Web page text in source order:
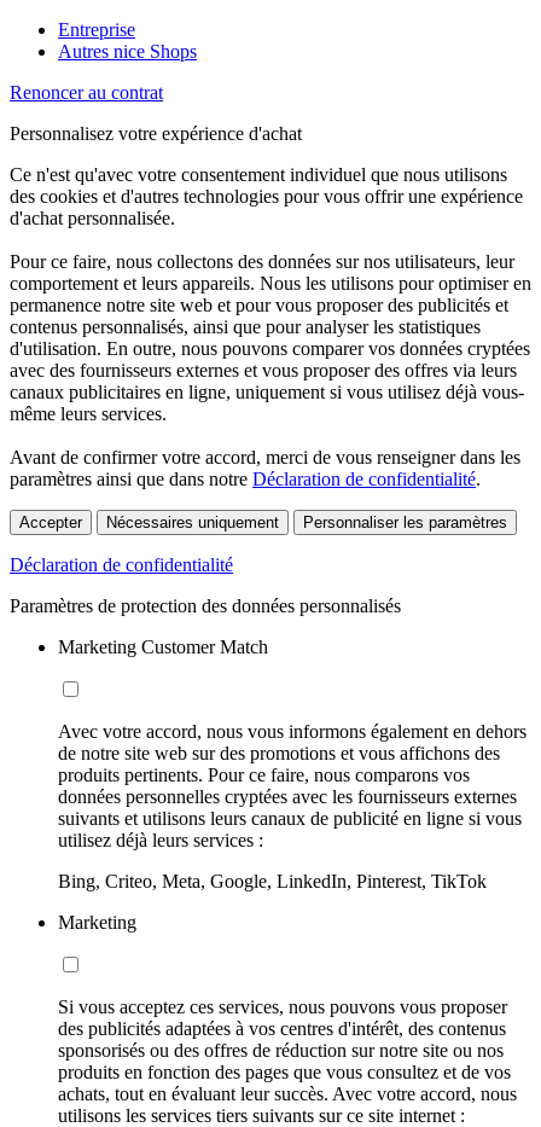
Entreprise
Autres nice Shops
Renoncer au contrat
Personnalisez votre expérience d'achat
Ce n'est qu'avec votre consentement individuel que nous utilisons
des cookies et d'autres technologies pour vous offrir une expérience
d'achat personnalisée.
Pour ce faire, nous collectons des données sur nos utilisateurs, leur
comportement et leurs appareils. Nous les utilisons pour optimiser en
permanence notre site web et pour vous proposer des publicités et
contenus personnalisés, ainsi que pour analyser les statistiques
d'utilisation. En outre, nous pouvons comparer vos données cryptées
avec des fournisseurs externes et vous proposer des offres via leurs
canaux publicitaires en ligne, uniquement si vous utilisez déjà vous-
même leurs services.
Avant de confirmer votre accord, merci de vous renseigner dans les
paramètres ainsi que dans notre Déclaration de confidentialité.
Accepter Nécessaires uniquement Personnaliser les paramètres
Déclaration de confidentialité
Paramètres de protection des données personnalisés
Marketing Customer Match
Avec votre accord, nous vous informons également en dehors
de notre site web sur des promotions et vous affichons des
produits pertinents. Pour ce faire, nous comparons vos
données personnelles cryptées avec les fournisseurs externes
suivants et utilisons leurs canaux de publicité en ligne si vous
utilisez déjà leurs services :
Bing, Criteo, Meta, Google, LinkedIn, Pinterest, TikTok
Marketing
Si vous acceptez ces services, nous pouvons vous proposer
des publicités adaptées à vos centres d'intérêt, des contenus
sponsorisés ou des offres de réduction sur notre site ou nos
produits en fonction des pages que vous consultez et de vos
achats, tout en évaluant leur succès. Avec votre accord, nous
utilisons les services tiers suivants sur ce site internet :